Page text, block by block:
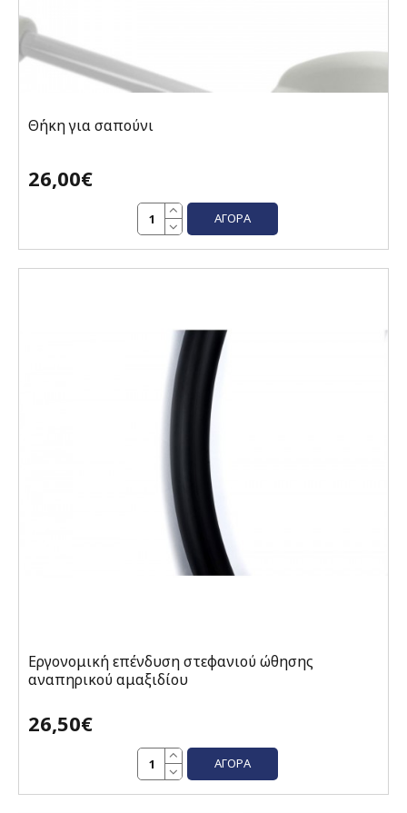
Θήκη για σαπούνι
26,00€
ΑΓΟΡΆ
Εργονομική επένδυση στεφανιού ώθησης
αναπηρικού αμαξιδίου
26,50€
ΑΓΟΡΆ